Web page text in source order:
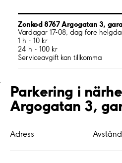
Zonkod 8767 Argogatan 3,
Vardagar 17-08, dag före
1 h - 10 kr
24 h - 100 kr
Serviceavgift kan tillkomma
;
Parkering i
Argogatan 3,
Adress